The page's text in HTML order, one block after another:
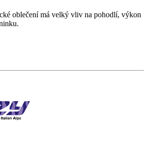
oblečení má velký vliv na pohodlí, výkon